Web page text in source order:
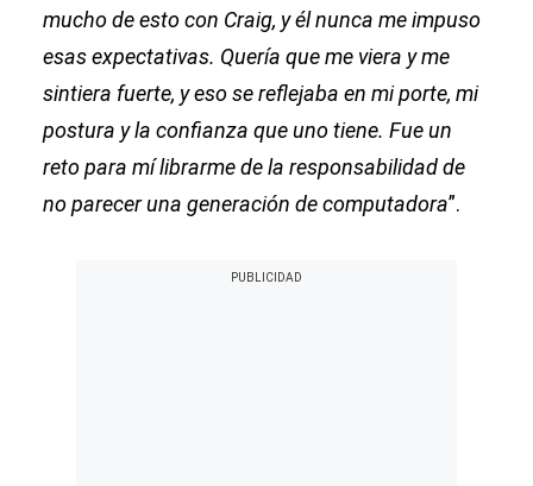
mucho de esto con Craig, y él nunca me impuso
esas expectativas. Quería que me viera y me
sintiera fuerte, y eso se reflejaba en mi porte, mi
postura y la confianza que uno tiene. Fue un
reto para mí librarme de la responsabilidad de
no parecer una generación de computadora”.